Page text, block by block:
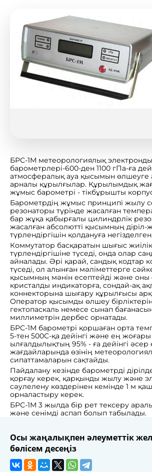
БРС-1М метеорологиялық электронды
барометрлері-600-ден 1100 гПа-ға
атмосфералық ауа қысымын өлшеуге
арналы құрылғылар. Құрылымдық
жұмыс барометрі - тікбұрышты
Барометрдің жұмыс принципі жылу
резонаторы түрінде жасалған
бар жұқа қабырғалы цилиндрлік
жасалған абсолютті қысымның діріл-
түрлендіргішін қолдануға
Коммутатор басқаратын шығыс
түрлендіргішіне түседі, онда олар
айналады. Әрі қарай, сандық кодтар
түседі, ол алынған мәліметтерге
қысымның мәнін есептейді және оны
кристалды индикаторға, сондай-ақ
коннекторына шығару құрылғысы
Оператор қысымды өлшеу
гектопаскаль немесе сынап
миллиметрін дербес орнатады.
БРС-1М барометрі қоршаған орта
5-тен 500С-қа дейінгі және ең
ылғалдылықтың 95% - ға дейінгі әсер
жағдайларында өзінің
сипаттамаларын сақтайды.
Пайдалану кезінде барометрді
қорғау керек, қарқынды жылу және
сәулелену көздерінен кемінде 1 м
орналастыру керек.
БРС-1М 3 жылда бір рет тексеру
және сенімді аспап болып табылады.
Осы жаңалықпен әлеуметтік
бөлісем десеңіз